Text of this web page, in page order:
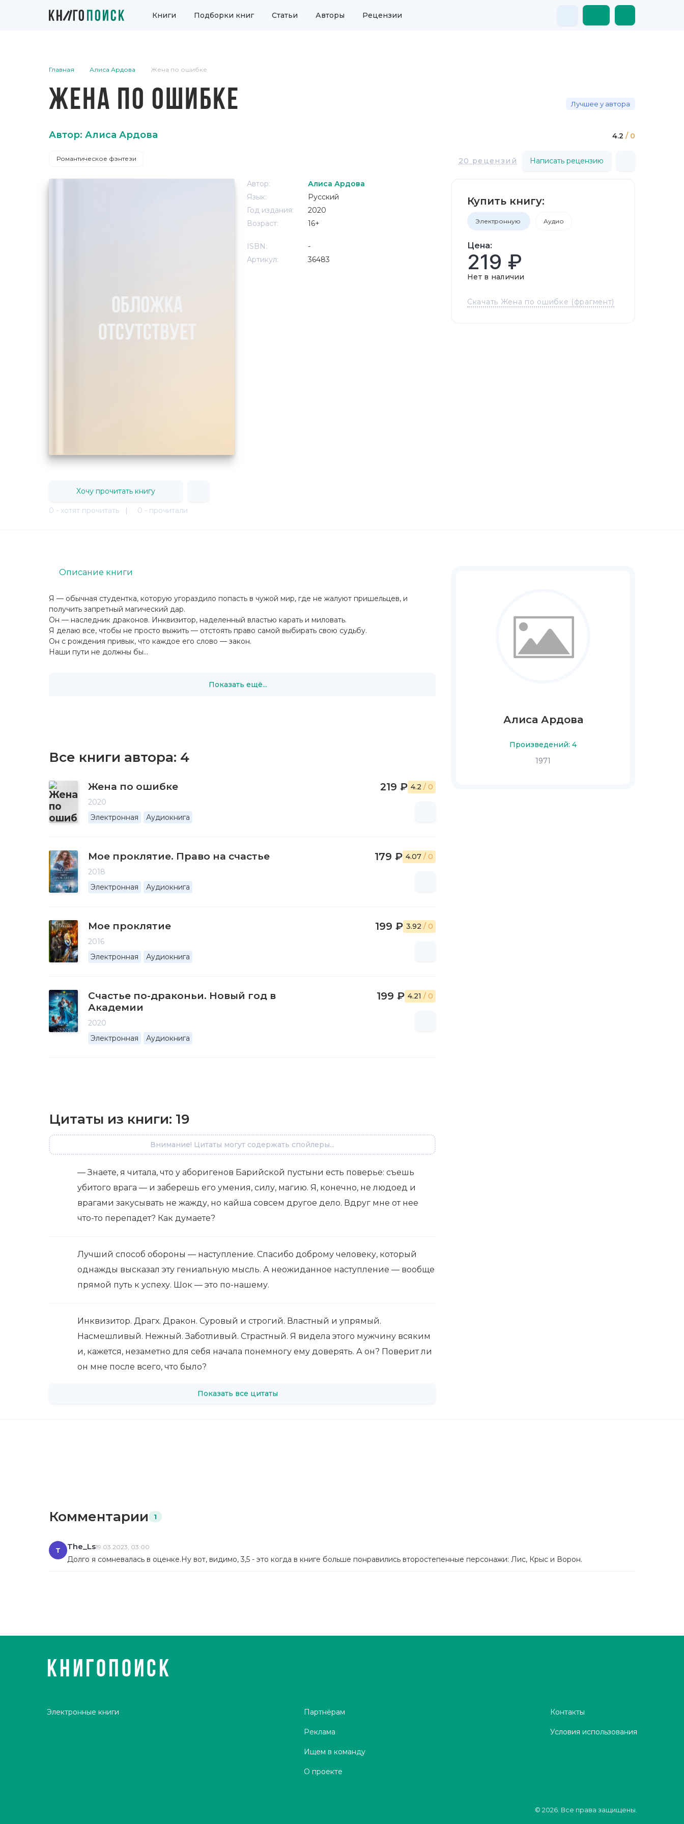
Книги Подборки книг Статьи Авторы Рецензии
Главная Алиса Ардова Жена по ошибке
ЖЕНА ПО ОШИБКЕ Лучшее у автора
Автор: Алиса Ардова 4.2 / 0
Романтическое фэнтези 20 рецензий Написать рецензию
Автор:
Алиса Ардова
Язык:
Русский
Год издания:
2020
Возраст:
16+
ISBN:
-
Артикул:
36483
Купить книгу:
Электронную Аудио
Цена:
219 ₽
Нет в наличии
Скачать Жена по ошибке (фрагмент)
Хочу прочитать книгу
0 - хотят прочитать | 0 - прочитали
Я — обычная студентка, которую угораздило попасть в чужой мир, где не жалуют пришельцев, и
получить запретный магический дар.
Он — наследник драконов. Инквизитор, наделенный властью карать и миловать.
Я делаю все, чтобы не просто выжить — отстоять право самой выбирать свою судьбу.
Он с рождения привык, что каждое его слово — закон.
Наши пути не должны бы...
Показать ещё...
Описание книги
Все книги автора: 4
Жена по ошибке
2020
Электронная
Аудиокнига
219 ₽ 4.2 / 0
Мое проклятие. Право на счастье
2018
Электронная
Аудиокнига
179 ₽ 4.07 / 0
Мое проклятие
2016
Электронная
Аудиокнига
199 ₽ 3.92 / 0
Счастье по-драконьи. Новый год в
Академии
2020
Электронная
Аудиокнига
199 ₽ 4.21 / 0
Цитаты из книги: 19
Внимание! Цитаты могут содержать спойлеры...
— Знаете, я читала, что у аборигенов Барийской пустыни есть поверье: съешь
убитого врага — и заберешь его умения, силу, магию. Я, конечно, не людоед и
врагами закусывать не жажду, но кайша совсем другое дело. Вдруг мне от нее
что-то перепадет? Как думаете?
Лучший способ обороны — наступление. Спасибо доброму человеку, который
однажды высказал эту гениальную мысль. А неожиданное наступление — вообще
прямой путь к успеху. Шок — это по-нашему.
Инквизитор. Драгх. Дракон. Суровый и строгий. Властный и упрямый.
Насмешливый. Нежный. Заботливый. Страстный. Я видела этого мужчину всяким
и, кажется, незаметно для себя начала понемногу ему доверять. А он? Поверит ли
он мне после всего, что было?
Показать все цитаты
Алиса Ардова
Произведений: 4
1971
Комментарии 1
T The_Ls19.03.2023, 03:00
Долго я сомневалась в оценке.Ну вот, видимо, 3,5 - это когда в книге больше понравились второстепенные персонажи: Лис, Крыс и Ворон.
КНИГОПОИСК
Электронные книги Партнёрам
Реклама
Ищем в команду
О проекте
Контакты
Условия использования
© 2026. Все права защищены.